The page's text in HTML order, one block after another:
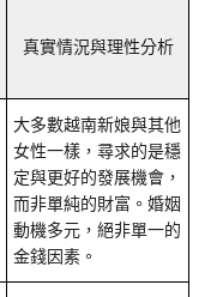
真實情況與理性分析
大多數越南新娘與其他
女性一樣，尋求的是穩
定與更好的發展機會，
而非單純的財富。婚姻
動機多元，絕非單一的
金錢因素。